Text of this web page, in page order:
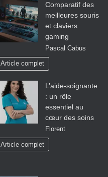
Comparatif des
meilleures souris
et claviers
gaming
Pascal Cabus
Article complet
L’aide-soignante
: un rôle
essentiel au
cœur des soins
Florent
Article complet